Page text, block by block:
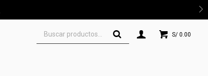
S/ 0.00